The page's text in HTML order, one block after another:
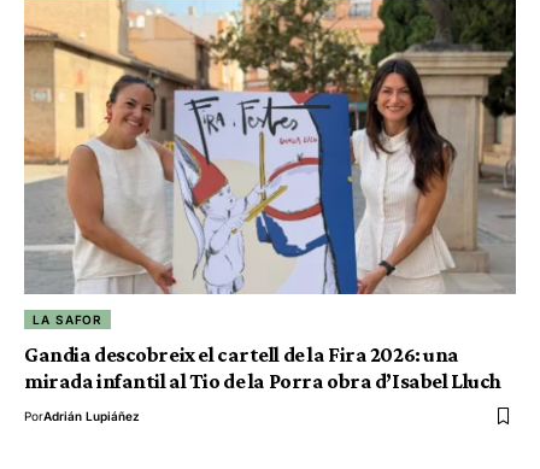
LA SAFOR
Gandia descobreix el cartell de la Fira 2026: una
mirada infantil al Tio de la Porra obra d’Isabel Lluch
PorAdrián Lupiáñez